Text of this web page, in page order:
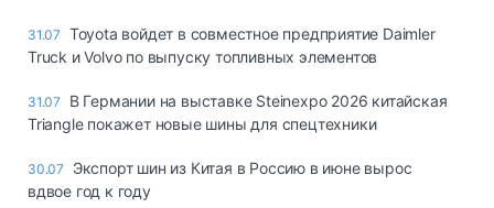
31.07 Toyota войдет в совместное предприятие Daimler
Truck и Volvo по выпуску топливных элементов
31.07
В Германии на выставке Steinexpo 2026 китайская
Triangle покажет новые шины для спецтехники
30.07
Экспорт шин из Китая в Россию в июне вырос
вдвое год к году